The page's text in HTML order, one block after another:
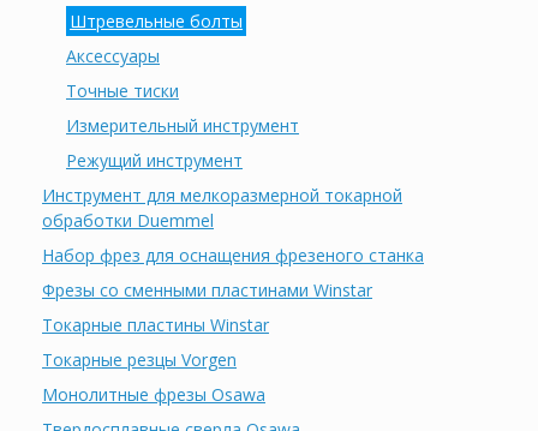
Штревельные болты
Аксессуары
Точные тиски
Измерительный инструмент
Режущий инструмент
Инструмент для мелкоразмерной токарной
обработки Duemmel
Набор фрез для оснащения фрезеного станка
Фрезы со сменными пластинами Winstar
Токарные пластины Winstar
Токарные резцы Vorgen
Монолитные фрезы Osawa